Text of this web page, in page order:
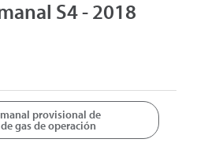
S4 - 2018
provisional de
gas de operación